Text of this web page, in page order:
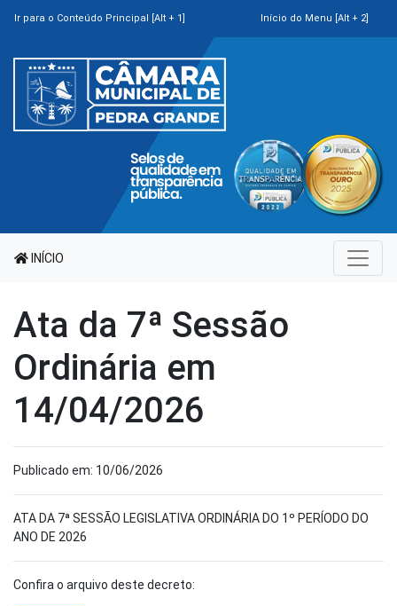
Ir para o Conteúdo Principal [Alt + 1] Início do Menu [Alt + 2]
INÍCIO
Ata da 7ª Sessão
Ordinária em
14/04/2026
Publicado em: 10/06/2026
ATA DA 7ª SESSÃO LEGISLATIVA ORDINÁRIA DO 1º PERÍODO DO
ANO DE 2026
Confira o arquivo deste decreto: